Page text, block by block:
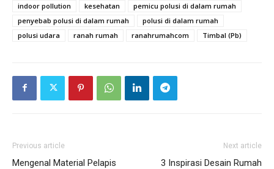
indoor pollution
kesehatan
pemicu polusi di dalam rumah
penyebab polusi di dalam rumah
polusi di dalam rumah
polusi udara
ranah rumah ranahrumahcom Timbal (Pb)
Previous article
Mengenal Material Pelapis
Next article
3 Inspirasi Desain Rumah